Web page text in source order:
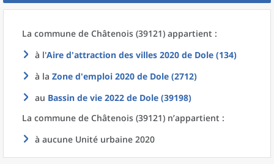
La commune de Châtenois (39121) appartient :
à l'Aire d'attraction des villes 2020 de Dole (134)
à la Zone d'emploi 2020 de Dole (2712)
au Bassin de vie 2022 de Dole (39198)
La commune de Châtenois (39121) n’appartient :
à aucune Unité urbaine 2020